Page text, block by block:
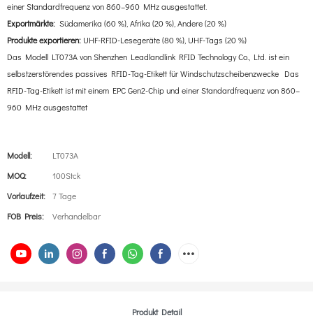
einer Standardfrequenz von 860–960 MHz ausgestattet.
Exportmärkte: Südamerika (60 %), Afrika (20 %), Andere (20 %)
Produkte exportieren: UHF-RFID-Lesegeräte (80 %), UHF-Tags (20 %)
Das Modell LT073A von Shenzhen Leadlandlink RFID Technology Co., Ltd. ist ein
selbstzerstörendes passives RFID-Tag-Etikett für Windschutzscheibenzwecke Das
RFID-Tag-Etikett ist mit einem EPC Gen2-Chip und einer Standardfrequenz von 860–
960 MHz ausgestattet
Modell:
LT073A
MOQ:
100Stck
Vorlaufzeit:
7 Tage
FOB Preis:
Verhandelbar
Produkt Detail